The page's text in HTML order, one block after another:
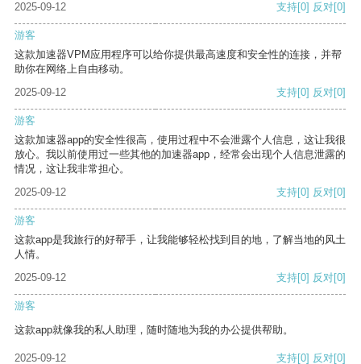
2025-09-12
支持[0] 反对[0]
游客
这款加速器VPM应用程序可以给你提供最高速度和安全性的连接，并帮
助你在网络上自由移动。
2025-09-12
支持[0] 反对[0]
游客
这款加速器app的安全性很高，使用过程中不会泄露个人信息，这让我很
放心。我以前使用过一些其他的加速器app，经常会出现个人信息泄露的
情况，这让我非常担心。
2025-09-12
支持[0] 反对[0]
游客
这款app是我旅行的好帮手，让我能够轻松找到目的地，了解当地的风土
人情。
2025-09-12
支持[0] 反对[0]
游客
这款app就像我的私人助理，随时随地为我的办公提供帮助。
2025-09-12 支持[0] 反对[0]